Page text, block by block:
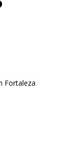
Fortaleza